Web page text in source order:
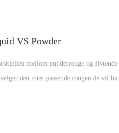
VS Powder
mellom pudderrouge og
den mest passende rougen de vil ha.